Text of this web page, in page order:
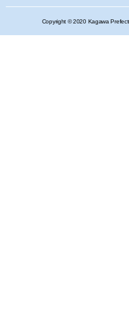
Copyright © 2020 Kagawa